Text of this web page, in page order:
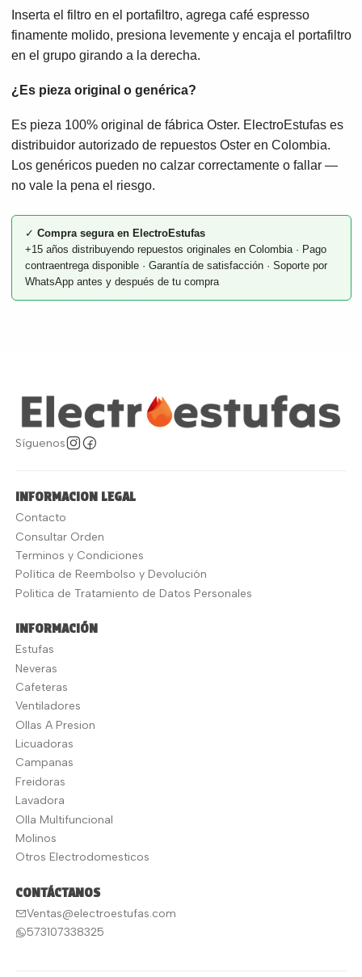
Inserta el filtro en el portafiltro, agrega café espresso
finamente molido, presiona levemente y encaja el portafiltro
en el grupo girando a la derecha.
¿Es pieza original o genérica?
Es pieza 100% original de fábrica Oster. ElectroEstufas es
distribuidor autorizado de repuestos Oster en Colombia.
Los genéricos pueden no calzar correctamente o fallar —
no vale la pena el riesgo.
✓ Compra segura en ElectroEstufas
+15 años distribuyendo repuestos originales en Colombia · Pago
contraentrega disponible · Garantía de satisfacción · Soporte por
WhatsApp antes y después de tu compra
Síguenos
INFORMACION LEGAL
Contacto
Consultar Orden
Terminos y Condiciones
Política de Reembolso y Devolución
Politica de Tratamiento de Datos Personales
INFORMACIÓN
Estufas
Neveras
Cafeteras
Ventiladores
Ollas A Presion
Licuadoras
Campanas
Freidoras
Lavadora
Olla Multifuncional
Molinos
Otros Electrodomesticos
CONTÁCTANOS
Ventas@electroestufas.com
573107338325